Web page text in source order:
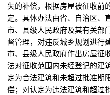
失的补偿，根据房屋被征收前
定。具体办法由省、自治区
市、县级人民政府及其有关部
督管理，对违反城乡规划进
市、县级人民政府作出房屋征
法对征收范围内未经登记的建
定为合法建筑和未超过批准期
偿；对认定为违法建筑和超过